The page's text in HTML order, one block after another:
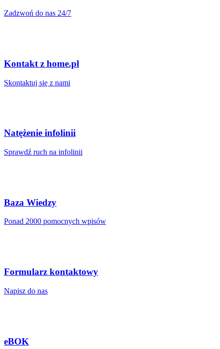
Zadzwoń do nas 24/7
Kontakt z home.pl
Skontaktuj się z nami
Natężenie infolinii
Sprawdź ruch na infolinii
Baza Wiedzy
Ponad 2000 pomocnych wpisów
Formularz kontaktowy
Napisz do nas
eBOK